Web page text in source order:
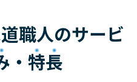
職人のサービ
・ 特長